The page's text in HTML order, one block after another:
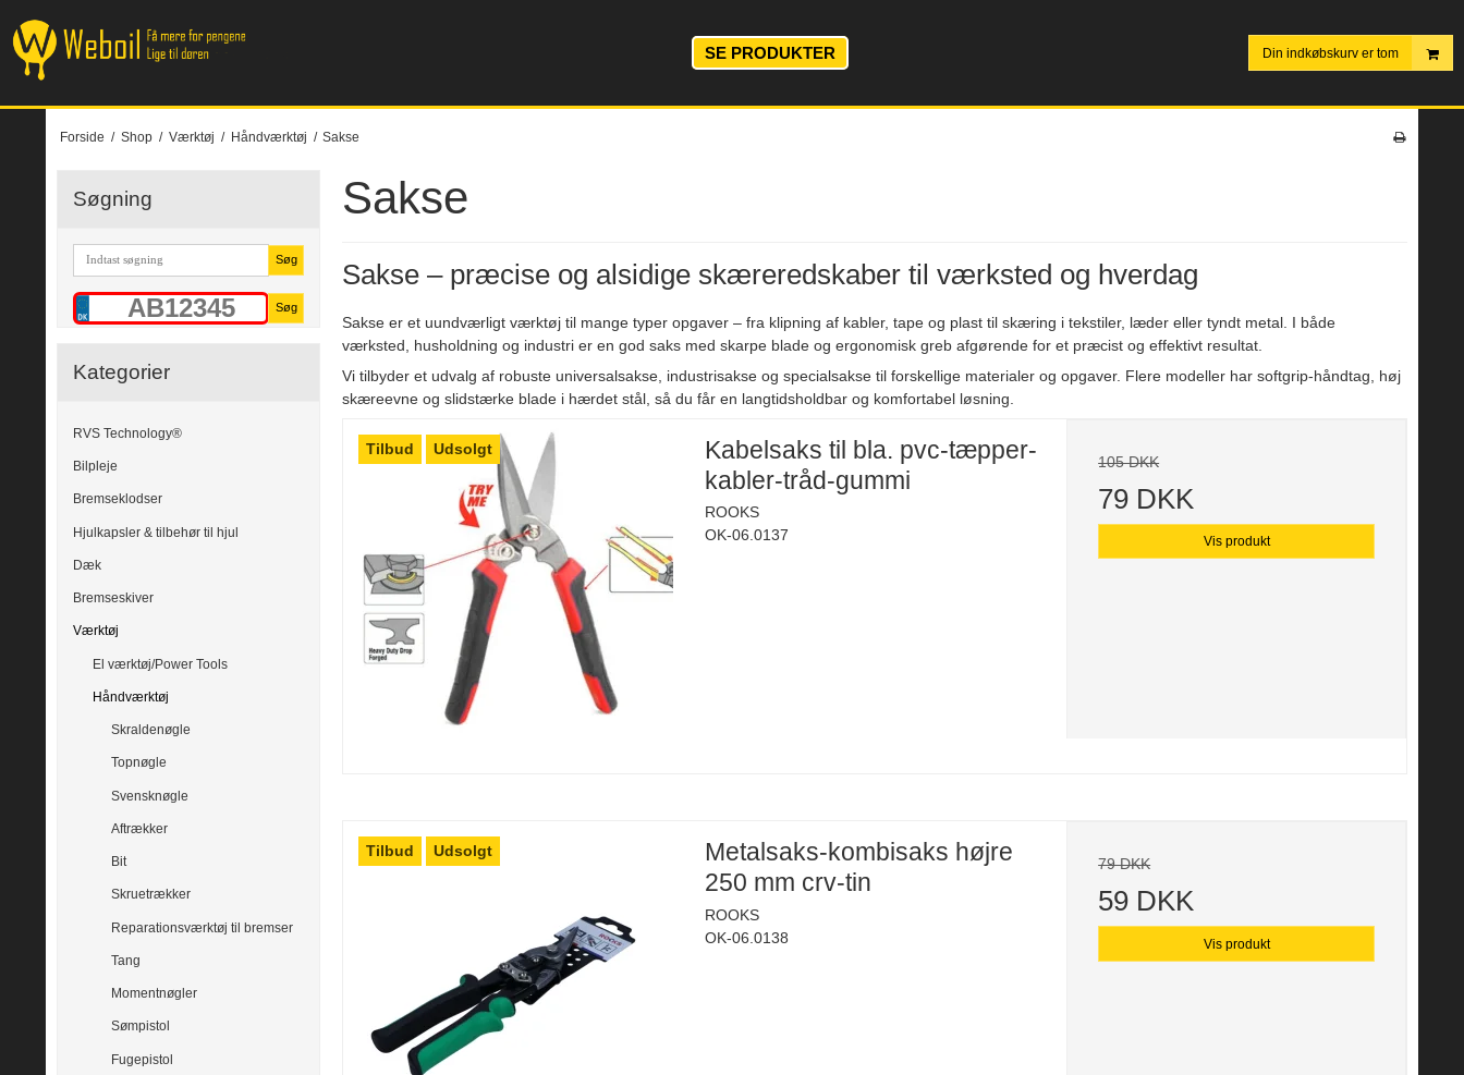
SE PRODUKTER Din indkøbskurv er tom
Forside / Shop / Værktøj / Håndværktøj / Sakse
Søgning
Søg
Søg
Kategorier
RVS Technology®
Bilpleje
Bremseklodser
Hjulkapsler & tilbehør til hjul
Dæk
Bremseskiver
Værktøj
El værktøj/Power Tools
Håndværktøj
Skraldenøgle
Topnøgle
Svensknøgle
Aftrækker
Bit
Skruetrækker
Reparationsværktøj til bremser
Tang
Momentnøgler
Sømpistol
Fugepistol
Sakse
Sakse – præcise og alsidige skæreredskaber til værksted og hverdag
Sakse er et uundværligt værktøj til mange typer opgaver – fra klipning af kabler, tape og plast til skæring i tekstiler, læder eller tyndt metal. I både
værksted, husholdning og industri er en god saks med skarpe blade og ergonomisk greb afgørende for et præcist og effektivt resultat.
Vi tilbyder et udvalg af robuste universalsakse, industrisakse og specialsakse til forskellige materialer og opgaver. Flere modeller har softgrip-håndtag, høj
skæreevne og slidstærke blade i hærdet stål, så du får en langtidsholdbar og komfortabel løsning.
Tilbud Udsolgt
Kabelsaks til bla. pvc-tæpper-
kabler-tråd-gummi
ROOKS
OK-06.0137
105 DKK
79 DKK
Vis produkt
Tilbud Udsolgt
Metalsaks-kombisaks højre
250 mm crv-tin
ROOKS
OK-06.0138
79 DKK
59 DKK
Vis produkt